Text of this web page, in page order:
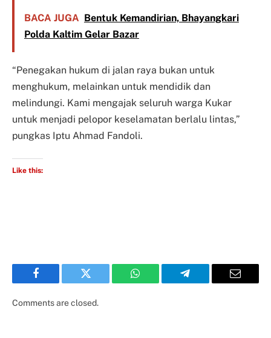
BACA JUGA Bentuk Kemandirian, Bhayangkari
Polda Kaltim Gelar Bazar
“Penegakan hukum di jalan raya bukan untuk
menghukum, melainkan untuk mendidik dan
melindungi. Kami mengajak seluruh warga Kukar
untuk menjadi pelopor keselamatan berlalu lintas,”
pungkas Iptu Ahmad Fandoli.
Like this:
Facebook Twitter WhatsApp Telegram Email
Comments are closed.